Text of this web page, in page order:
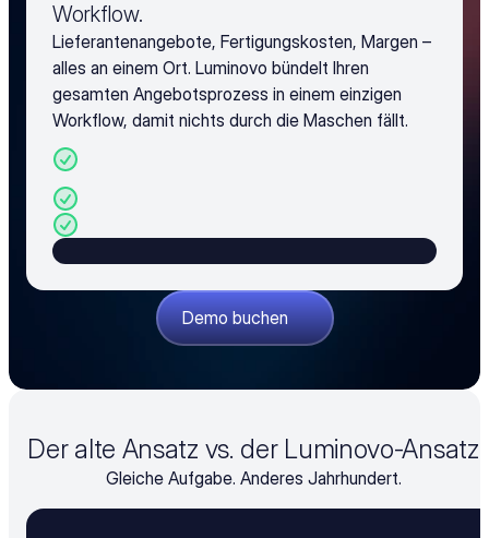
Workflow.
Lieferantenangebote, Fertigungskosten, Margen –
alles an einem Ort. Luminovo bündelt Ihren
gesamten Angebotsprozess in einem einzigen
Workflow, damit nichts durch die Maschen fällt.
BOM-Analyse, Beschaffung und
Preisgestaltung in einer Plattform
Integrierte Fertigungskostenkalkulation
Margen- und Aufschlagsmanagement
Demo buchen
Der alte Ansatz vs. der Luminovo-Ansatz
Gleiche Aufgabe. Anderes Jahrhundert.